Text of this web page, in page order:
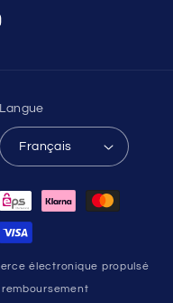
Langue
Français
électronique propulsé